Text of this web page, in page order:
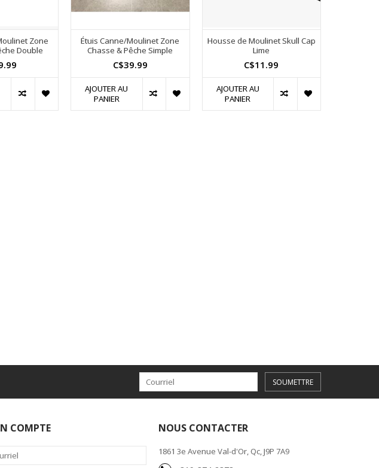
Zone
Double
Étuis Canne/Moulinet Zone
Chasse & Pêche Simple
C$39.99
AJOUTER AU
PANIER
Housse de Moulinet Skull Cap
Lime
C$11.99
AJOUTER AU
PANIER
SOUMETTRE
COMPTE NOUS CONTACTER
1861 3e Avenue Val-d'Or, Qc, J9P 7A9